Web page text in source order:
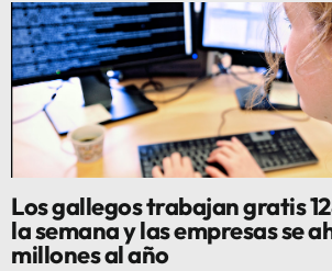
Los gallegos trabajan gratis
la semana y las empresas se
millones al año